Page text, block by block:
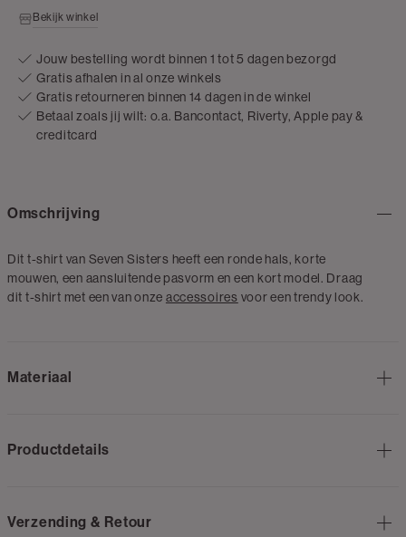
Bekijk winkel
Jouw bestelling wordt binnen 1 tot 5 dagen bezorgd
Gratis afhalen in al onze winkels
Gratis retourneren binnen 14 dagen in de winkel
Betaal zoals jij wilt: o.a. Bancontact, Riverty, Apple pay &
creditcard
Omschrijving
Dit t-shirt van Seven Sisters heeft een ronde hals, korte
mouwen, een aansluitende pasvorm en een kort model. Draag
dit t-shirt met een van onze accessoires voor een trendy look.
Materiaal
Productdetails
Verzending & Retour